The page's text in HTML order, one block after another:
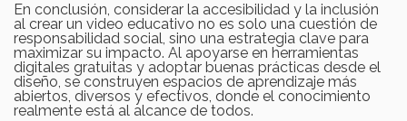
En conclusión, considerar la accesibilidad y la inclusión
al crear un video educativo no es solo una cuestión de
responsabilidad social, sino una estrategia clave para
maximizar su impacto. Al apoyarse en herramientas
digitales gratuitas y adoptar buenas prácticas desde el
diseño, se construyen espacios de aprendizaje más
abiertos, diversos y efectivos, donde el conocimiento
realmente está al alcance de todos.